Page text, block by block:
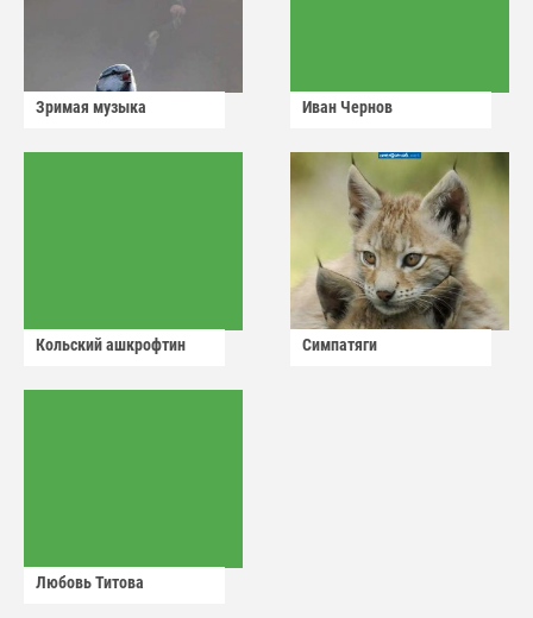
Зримая музыка Иван Чернов
Кольский ашкрофтин Симпатяги
Любовь Титова